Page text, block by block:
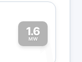
1.6
MW